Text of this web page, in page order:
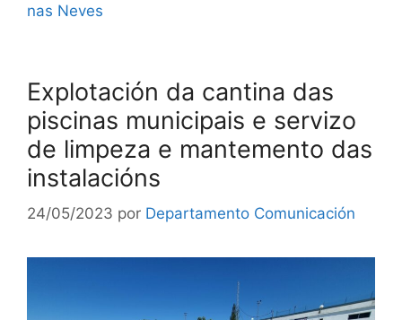
nas Neves
Explotación da cantina das
piscinas municipais e servizo
de limpeza e mantemento das
instalacións
24/05/2023 por Departamento Comunicación